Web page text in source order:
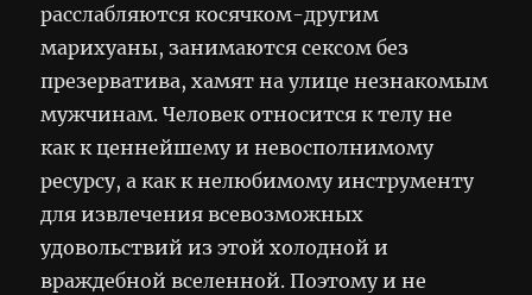
расслабляются косячком-другим
марихуаны, занимаются сексом без
презерватива, хамят на улице незнакомым
мужчинам. Человек относится к телу не
как к ценнейшему и невосполнимому
ресурсу, а как к нелюбимому инструменту
для извлечения всевозможных
удовольствий из этой холодной и
враждебной вселенной. Поэтому и не